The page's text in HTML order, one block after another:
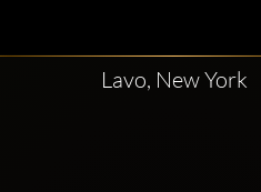
Lavo, New York